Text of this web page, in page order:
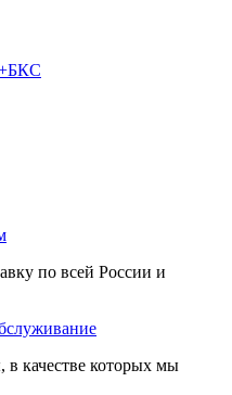
+БКС
по всей России и
в качестве которых мы